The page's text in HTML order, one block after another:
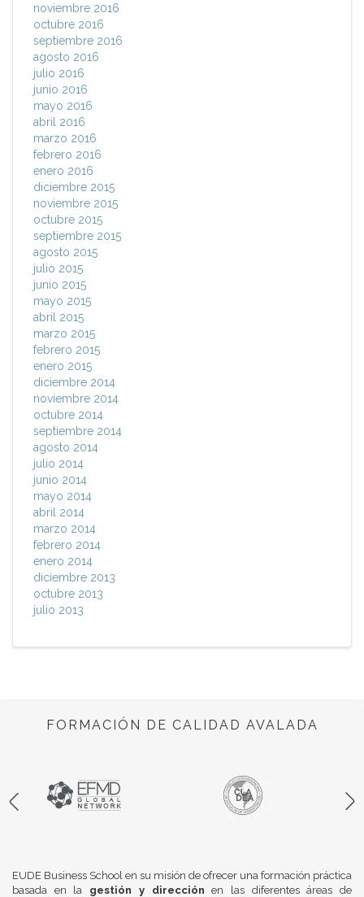
noviembre 2016
octubre 2016
septiembre 2016
agosto 2016
julio 2016
junio 2016
mayo 2016
abril 2016
marzo 2016
febrero 2016
enero 2016
diciembre 2015
noviembre 2015
octubre 2015
septiembre 2015
agosto 2015
julio 2015
junio 2015
mayo 2015
abril 2015
marzo 2015
febrero 2015
enero 2015
diciembre 2014
noviembre 2014
octubre 2014
septiembre 2014
agosto 2014
julio 2014
junio 2014
mayo 2014
abril 2014
marzo 2014
febrero 2014
enero 2014
diciembre 2013
octubre 2013
julio 2013
FORMACIÓN DE CALIDAD AVALADA
EUDE Business School en su misión de ofrecer una formación práctica
basada en la gestión y dirección en las diferentes áreas de